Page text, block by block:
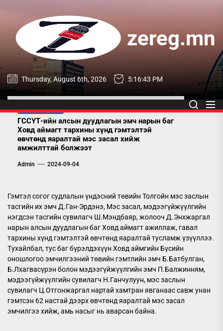
content
zereg.mn
zereg.mn
Thursday, August 6th, 2026 5:16:44 PM
UNCATEGORIZED
ГССҮТ-ийн алсын дуудлагын эмч нарын баг
Ховд аймагт тархины хүнд гэмтэлтэй
өвчтөнд яаралтай мэс засал хийж
амжилттай болжээт
Admin 2024-09-04
Гэмтэл согог судлалын үндэсний төвийн Толгойн мэс заслын
тасгийн их эмч Д.Ган-Эрдэнэ, Мэс засал, мэдээгүйжүүлгийн
нэгдсэн тасгийн сувилагч Ш.Мэндбаяр, жолооч Д.Энхжаргал
нарын алсын дуудлагын баг Ховд аймагт ажиллаж, гавал
тархины хүнд гэмтэлтэй өвчтөнд яаралтай тусламж үзүүллээ.
Тухайлбал, тус баг бүрэлдэхүүн Ховд аймгийн Бүсийн
оношлогоо эмчилгээний төвийн гэмтлийн эмч Б.Батбулган,
Б.Лхагвасүрэн болон мэдээгүйжүүлгийн эмч П.Балжинням,
мэдээгүйжүүлгийн сувилагч Н.Ганчулуун, мэс заслын
сувилагч Ц.Отгонжаргал нартай хамтран явганаас савж унан
гэмтсэн 62 настай дээрх өвчтөнд яаралтай мэс засал
эмчилгээ хийж, амь насыг нь аварсан байна.